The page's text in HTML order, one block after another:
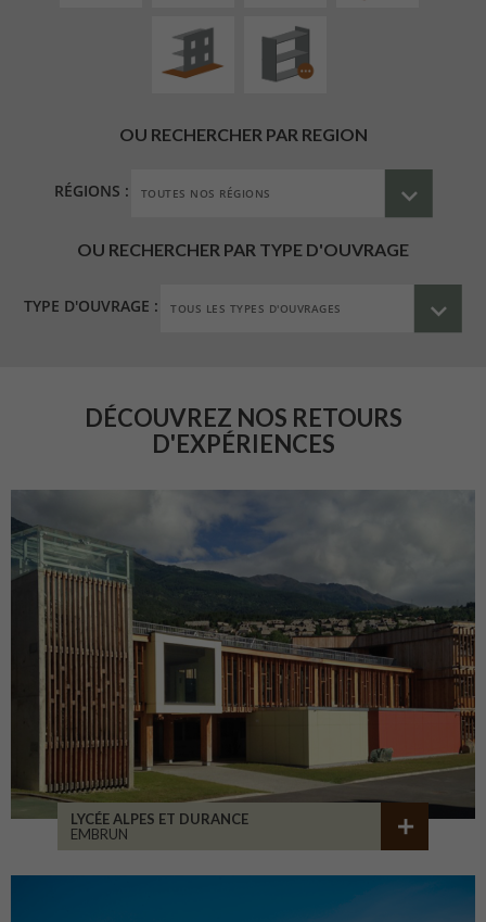
OU RECHERCHER PAR REGION
RÉGIONS :
OU RECHERCHER PAR TYPE D'OUVRAGE
TYPE D'OUVRAGE :
DÉCOUVREZ NOS RETOURS
D'EXPÉRIENCES
LYCÉE ALPES ET DURANCE
EMBRUN